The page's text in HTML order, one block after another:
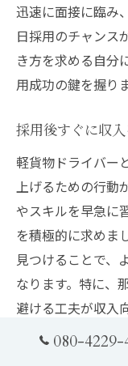
迅速に面接に臨み
日採用のチャンス
き方を求める自分
用成功の鍵を握りま
採用後すぐに収
軽貨物ドライバー
上げるための行動
やスキルを早急に
を積極的に求めま
見つけることで、
なります。特に、
避ける工夫が収入
信頼関係を築き、
テップです。フレ
080-4229-